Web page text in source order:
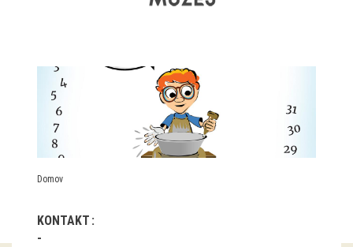
razstave
Stalne razstave
Občasne razstave
Virtualni sprehodi
Domov
KONTAKT